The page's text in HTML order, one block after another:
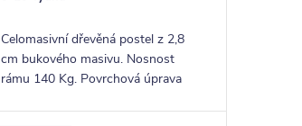
Celomasivní dřevěná postel z 2,8
cm bukového masivu. Nosnost
rámu 140 Kg. Povrchová úprava